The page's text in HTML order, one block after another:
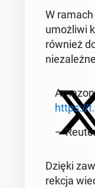
W
umoż­li­wi
również
https://
—
Dzięki
rek­cja